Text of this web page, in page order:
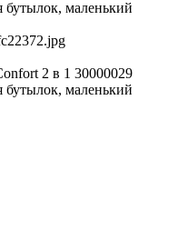
маленький
2 в 1 30000029
маленький